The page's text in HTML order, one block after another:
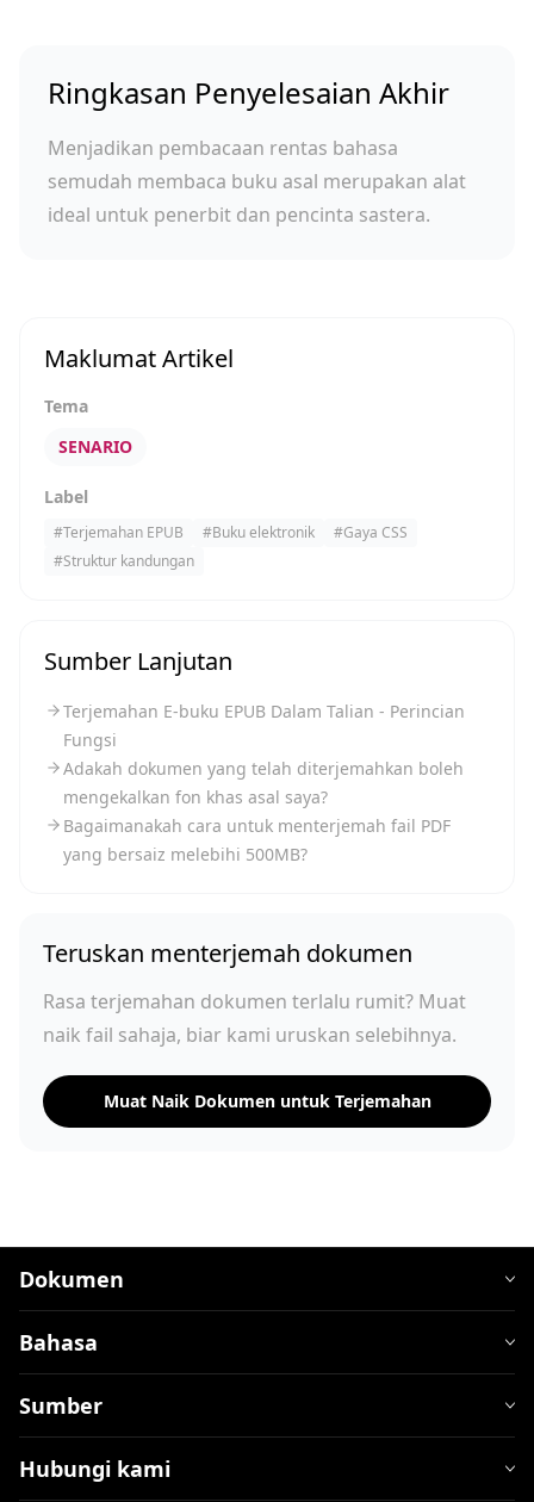
Ringkasan Penyelesaian Akhir
Menjadikan pembacaan rentas bahasa
semudah membaca buku asal merupakan alat
ideal untuk penerbit dan pencinta sastera.
Maklumat Artikel
Tema
SENARIO
Label
#Terjemahan EPUB #Buku elektronik #Gaya CSS
#Struktur kandungan
Sumber Lanjutan
Terjemahan E-buku EPUB Dalam Talian - Perincian
Fungsi
Adakah dokumen yang telah diterjemahkan boleh
mengekalkan fon khas asal saya?
Bagaimanakah cara untuk menterjemah fail PDF
yang bersaiz melebihi 500MB?
Teruskan menterjemah dokumen
Rasa terjemahan dokumen terlalu rumit? Muat
naik fail sahaja, biar kami uruskan selebihnya.
Muat Naik Dokumen untuk Terjemahan
Dokumen
Bahasa
Sumber
Hubungi kami